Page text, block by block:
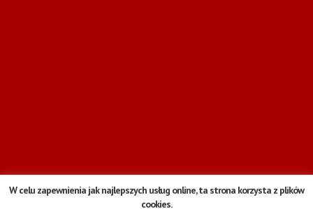
W celu zapewnienia jak najlepszych usług online, ta strona korzysta z plików
cookies.